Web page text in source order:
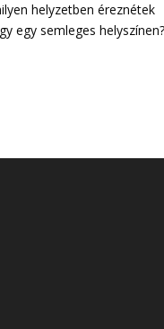
helyzetben éreznétek
egy semleges